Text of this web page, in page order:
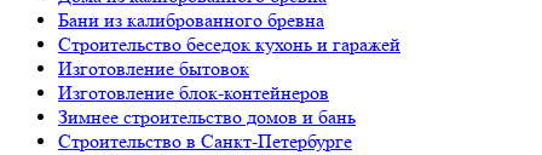
Бани из калиброванного бревна
Строительство беседок кухонь и гаражей
Изготовление бытовок
Изготовление блок-контейнеров
Зимнее строительство домов и бань
Строительство в Санкт-Петербурге